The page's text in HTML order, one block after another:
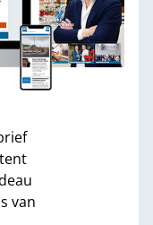
van